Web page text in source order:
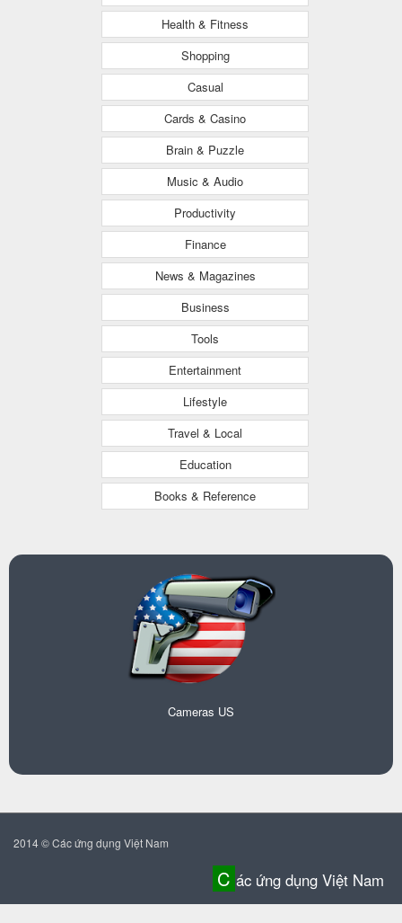
Health & Fitness
Shopping
Casual
Cards & Casino
Brain & Puzzle
Music & Audio
Productivity
Finance
News & Magazines
Business
Tools
Entertainment
Lifestyle
Travel & Local
Education
Books & Reference
Cameras US
2014 © Các ứng dụng Việt Nam
C ác ứng dụng Việt Nam